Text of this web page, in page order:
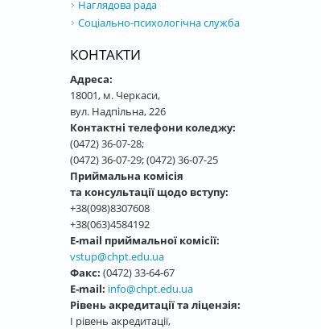
Наглядова рада
Соціально-психологічна служба
КОНТАКТИ
Адреса:
18001, м. Черкаси,
вул. Надпільна, 226
Контактні телефони коледжу:
(0472) 36-07-28;
(0472) 36-07-29; (0472) 36-07-25
Приймальна комісія
та консультації щодо вступу:
+38(098)8307608
+38(063)4584192
E-mail приймальної комісії:
vstup@chpt.edu.ua
Факс: (0472) 33-64-67
E-mail: info@chpt.edu.ua
Рівень акредитації та ліцензія:
І рівень акредитації,